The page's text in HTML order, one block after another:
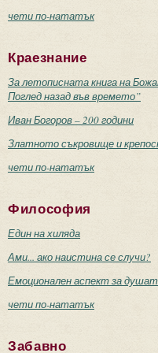
чети по-нататък
Краезнание
За летописната книга на
Поглед назад във времето”
Иван Богоров – 200 години
Златното съкровище и
чети по-нататък
Философия
Един на хиляда
Ами... ако наистина се случи?
Емоционален аспект за
чети по-нататък
Забавно